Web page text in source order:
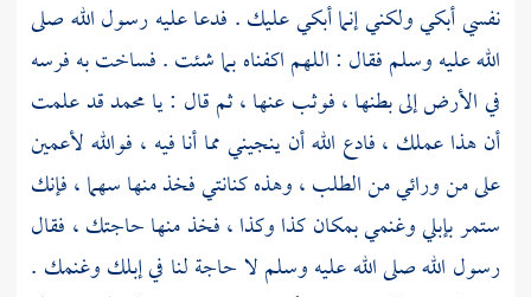
نفسي أبكي ولكني إنما أبكي عليك . فدعا عليه رسول الله صلى
الله عليه وسلم فقال : اللهم اكفناه بما شئت . فساخت به فرسه
في الأرض إلى بطنها ، فوثب عنها ، ثم قال : يامحمدقد علمت
أن هذا عملك ، فادع الله أن ينجيني مما أنا فيه ، فوالله لأعمين
على من ورائي من الطلب ، وهذه كنانتي فخذ منها سهما ، فإنك
ستمر بإبلي وغنمي بمكان كذا وكذا ، فخذ منها حاجتك ، فقال
رسول الله صلى الله عليه وسلم لا حاجة لنا في إبلك وغنمك .